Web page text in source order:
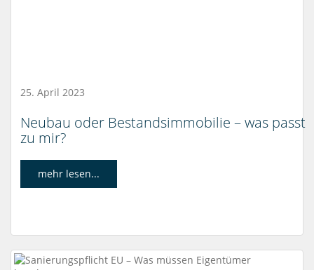
25. April 2023
Neubau oder Bestandsimmobilie – was passt
zu mir?
mehr lesen...